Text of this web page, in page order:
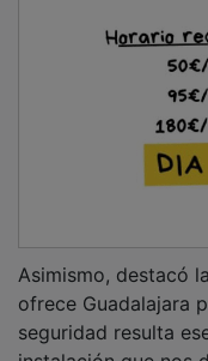
Federación
que Guadalajara
sedes preferidas
“Muchos clubes
venir a competir
En cuanto a la
participación de
en el Campeonato
Fajardo, en la